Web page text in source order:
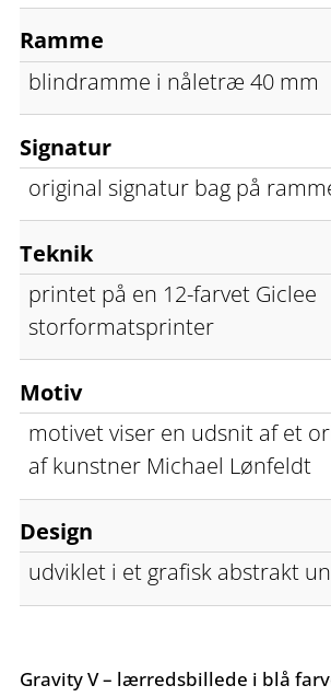
Ramme
blindramme i nåletræ 40 mm
Signatur
original signatur bag på
Teknik
printet på en 12-farvet Giclee
storformatsprinter
Motiv
motivet viser en udsnit af et
af kunstner Michael Lønfeldt
Design
udviklet i et grafisk abstrakt
Gravity V – lærredsbillede i blå